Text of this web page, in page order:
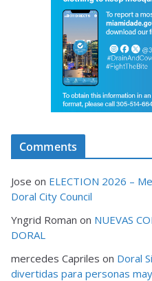
Comments
Jose on ELECTION 2026 –
Doral City Council
Yngrid Roman on NUEVAS
DORAL
mercedes Capriles on Doral
divertidas para personas